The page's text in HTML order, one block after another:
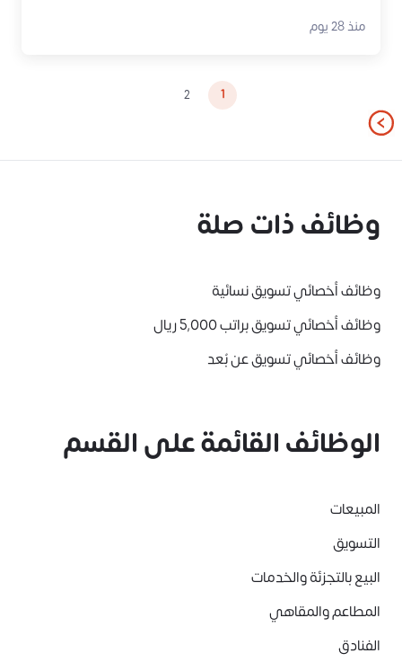
منذ 28 يوم
1
2
وظائف ذات صلة
وظائف أخصائي تسويق نسائية
وظائف أخصائي تسويق براتب 5,000 ريال
وظائف أخصائي تسويق عن بُعد
الوظائف القائمة على القسم
المبيعات
التسويق
البيع بالتجزئة والخدمات
المطاعم والمقاهي
الفنادق